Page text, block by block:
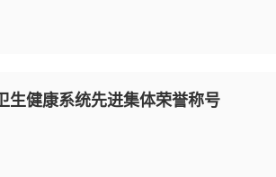
生健康系统先进集体荣誉称号